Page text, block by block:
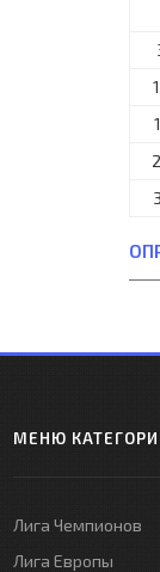
МЕНЮ
Лига Чемпионов
Лига Европы